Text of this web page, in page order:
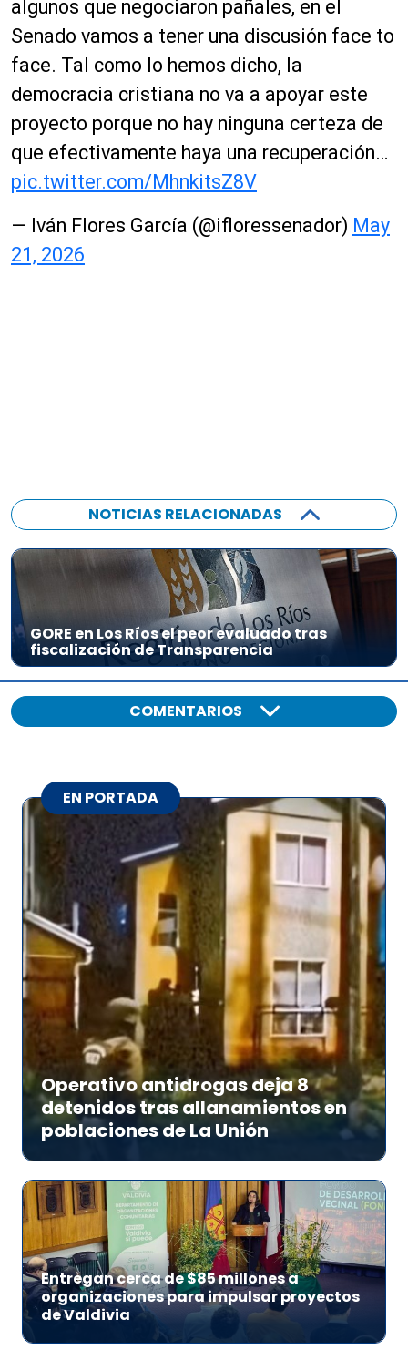
algunos que negociaron pañales, en el
Senado vamos a tener una discusión face to
face. Tal como lo hemos dicho, la
democracia cristiana no va a apoyar este
proyecto porque no hay ninguna certeza de
que efectivamente haya una recuperación…
pic.twitter.com/MhnkitsZ8V
— Iván Flores García (@ifloressenador) May
21, 2026
NOTICIAS RELACIONADAS
GORE en Los Ríos el peor evaluado tras
fiscalización de Transparencia
COMENTARIOS
EN PORTADA
Operativo antidrogas deja 8
detenidos tras allanamientos en
poblaciones de La Unión
Entregan cerca de $85 millones a
organizaciones para impulsar proyectos
de Valdivia